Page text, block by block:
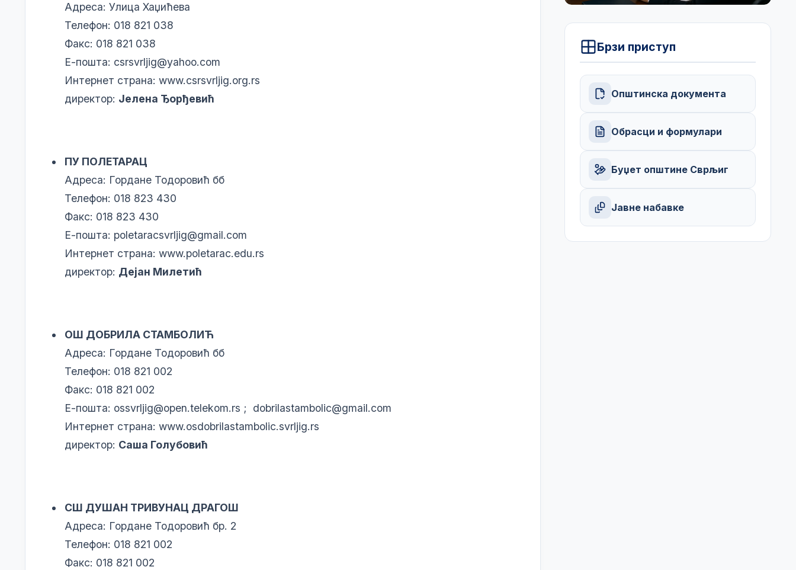
Адреса: Улица Хаџићева
Телефон: 018 821 038
Факс: 018 821 038
Е-пошта: csrsvrljig@yahoo.com
Интернет страна: www.csrsvrljig.org.rs
директор: Јелена Ђорђевић
ПУ ПОЛЕТАРАЦ
Адреса: Гордане Тодоровић бб
Телефон: 018 823 430
Факс: 018 823 430
Е-пошта: poletaracsvrljig@gmail.com
Интернет страна: www.poletarac.edu.rs
директор: Дејан Милетић
ОШ ДОБРИЛА СТАМБОЛИЋ
Адреса: Гордане Тодоровић бб
Телефон: 018 821 002
Факс: 018 821 002
Е-пошта: ossvrljig@open.telekom.rs ; dobrilastambolic@gmail.com
Интернет страна: www.osdobrilastambolic.svrljig.rs
директор: Саша Голубовић
СШ ДУШАН ТРИВУНАЦ ДРАГОШ
Адреса: Гордане Тодоровић бр. 2
Телефон: 018 821 002
Факс: 018 821 002
Брзи приступ
Општинска документа
Обрасци и формулари
Буџет општине Сврљиг
Јавне набавке